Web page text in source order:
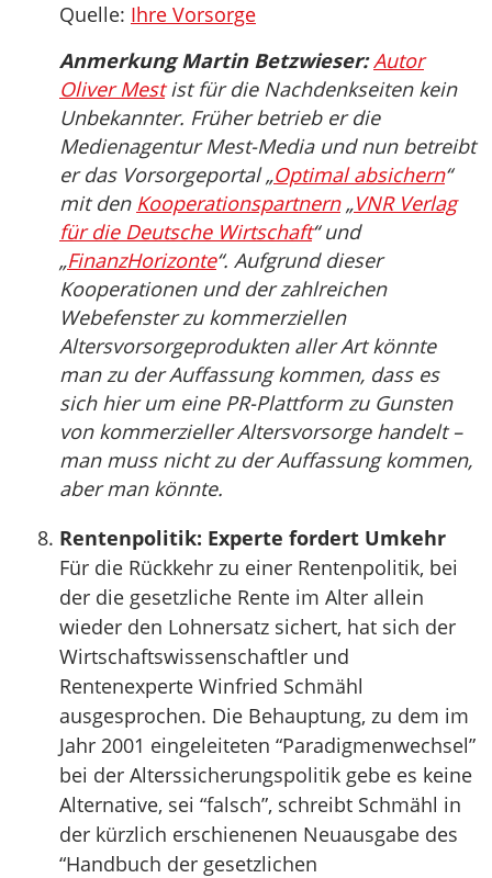
Quelle: Ihre Vorsorge
Anmerkung Martin Betzwieser: Autor
Oliver Mestist für die Nachdenkseiten kein
Unbekannter. Früher betrieb er die
Medienagentur Mest-Media und nun betreibt
er das Vorsorgeportal „Optimal absichern“
mit den Kooperationspartnern„VNR Verlag
für die Deutsche Wirtschaft“ und
„FinanzHorizonte“. Aufgrund dieser
Kooperationen und der zahlreichen
Webefenster zu kommerziellen
Altersvorsorgeprodukten aller Art könnte
man zu der Auffassung kommen, dass es
sich hier um eine PR-Plattform zu Gunsten
von kommerzieller Altersvorsorge handelt –
man muss nicht zu der Auffassung kommen,
aber man könnte.
Rentenpolitik: Experte fordert Umkehr
Für die Rückkehr zu einer Rentenpolitik, bei
der die gesetzliche Rente im Alter allein
wieder den Lohnersatz sichert, hat sich der
Wirtschaftswissenschaftler und
Rentenexperte Winfried Schmähl
ausgesprochen. Die Behauptung, zu dem im
Jahr 2001 eingeleiteten “Paradigmenwechsel”
bei der Alterssicherungspolitik gebe es keine
Alternative, sei “falsch”, schreibt Schmähl in
der kürzlich erschienenen Neuausgabe des
“Handbuch der gesetzlichen